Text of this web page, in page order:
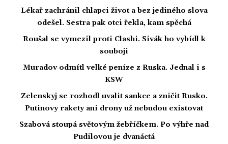
Lékař zachránil chlapci život a bez jediného slova
odešel. Sestra pak otci řekla, kam spěchá
Roušal se vymezil proti Clashi. Sivák ho vybídl k
souboji
Muradov odmítl velké peníze z Ruska. Jednal i s
KSW
Zelenskyj se rozhodl uvalit sankce a zničit Rusko.
Putinovy rakety ani drony už nebudou existovat
Szabová stoupá světovým žebříčkem. Po výhře nad
Pudilovou je dvanáctá